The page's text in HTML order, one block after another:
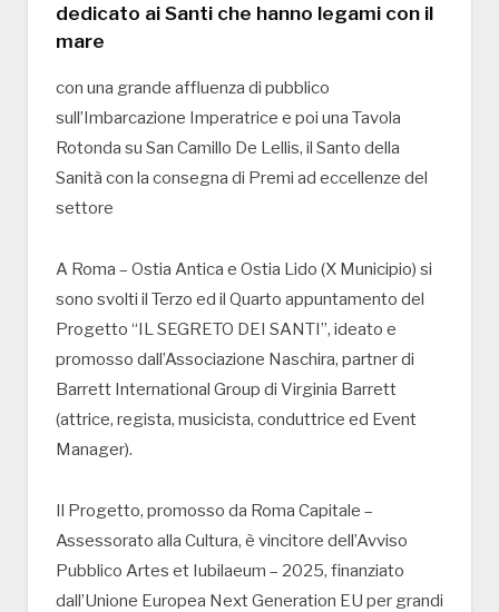
dedicato ai Santi che hanno legami con il
mare
con una grande affluenza di pubblico
sull’Imbarcazione Imperatrice e poi una Tavola
Rotonda su San Camillo De Lellis, il Santo della
Sanità con la consegna di Premi ad eccellenze del
settore
A Roma – Ostia Antica e Ostia Lido (X Municipio) si
sono svolti il Terzo ed il Quarto appuntamento del
Progetto “IL SEGRETO DEI SANTI”, ideato e
promosso dall’Associazione Naschira, partner di
Barrett International Group di Virginia Barrett
(attrice, regista, musicista, conduttrice ed Event
Manager).
Il Progetto, promosso da Roma Capitale –
Assessorato alla Cultura, è vincitore dell’Avviso
Pubblico Artes et Iubilaeum – 2025, finanziato
dall’Unione Europea Next Generation EU per grandi